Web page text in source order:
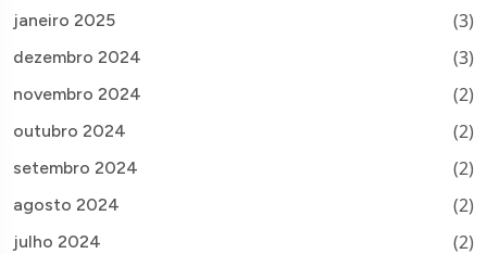
janeiro 2025 (3)
dezembro 2024 (3)
novembro 2024 (2)
outubro 2024 (2)
setembro 2024 (2)
agosto 2024 (2)
julho 2024 (2)